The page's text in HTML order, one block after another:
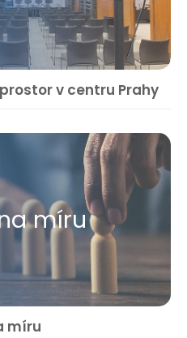
v centru Prahy
míru
míru